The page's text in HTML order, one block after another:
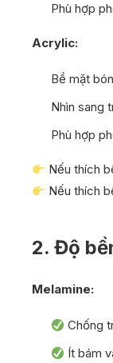
Phù hợp
Acrylic:
Bề mặt
Nhìn sang
Phù hợp
Nếu thích
Nếu thích
2. Độ
Melamine:
Chống
Ít bám